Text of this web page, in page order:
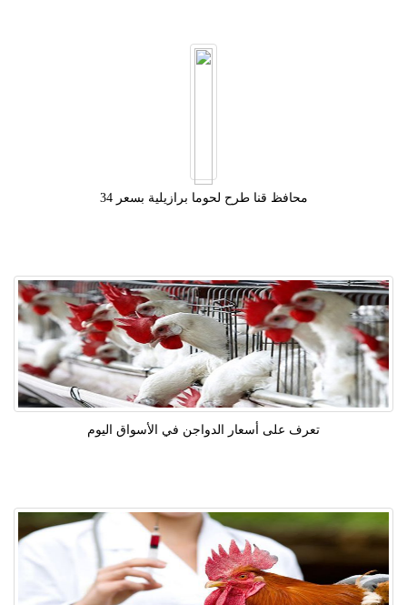
محافظ قنا طرح لحوما برازيلية بسعر 34
تعرف على أسعار الدواجن في الأسواق اليوم